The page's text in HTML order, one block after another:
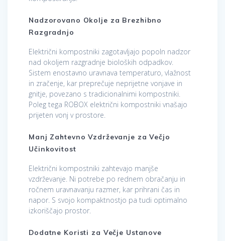
Nadzorovano Okolje za Brezhibno
Razgradnjo
Električni kompostniki zagotavljajo popoln nadzor
nad okoljem razgradnje bioloških odpadkov.
Sistem enostavno uravnava temperaturo, vlažnost
in zračenje, kar preprečuje neprijetne vonjave in
gnitje, povezano s tradicionalnimi kompostniki.
Poleg tega ROBOX električni kompostniki vnašajo
prijeten vonj v prostore.
Manj Zahtevno Vzdrževanje za Večjo
Učinkovitost
Električni kompostniki zahtevajo manjše
vzdrževanje. Ni potrebe po rednem obračanju in
ročnem uravnavanju razmer, kar prihrani čas in
napor. S svojo kompaktnostjo pa tudi optimalno
izkoriščajo prostor.
Dodatne Koristi za Večje Ustanove